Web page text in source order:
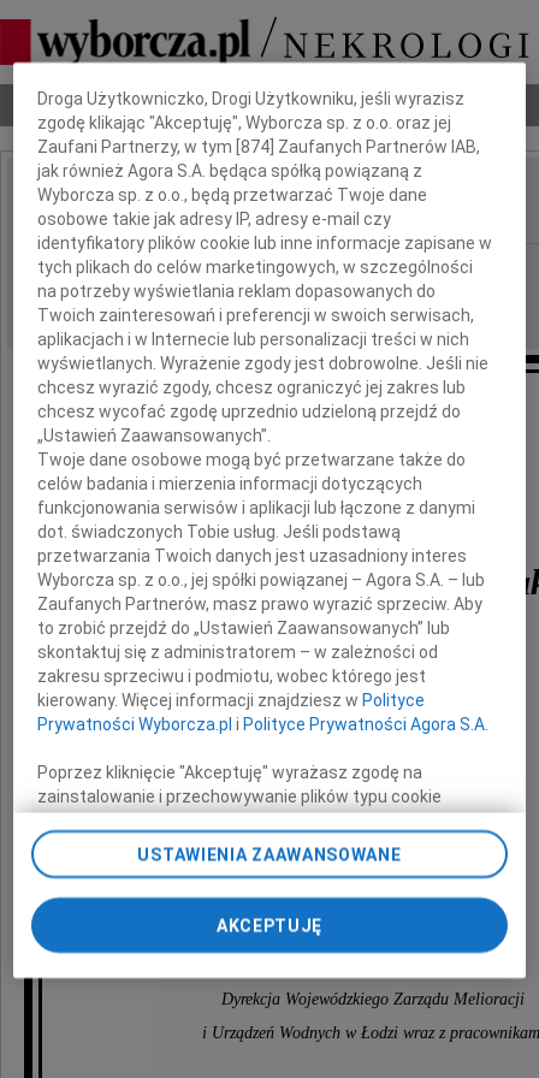
Nekrologi Odeszli Poradnik pogrzebowy
IMIĘ I NAZWISKO: Zofia Kicińska-Bułhak
REGION: Łódź
DATA EMISJI: 03.09.2010
napełniła nas wiadomość o śmierci
Zofii Kicińskiej-
Wyrazy głębokiego współczucia
i słowa otuchy
Rodzinie i Bliskim
Dyrekcja Wojewódzkiego Zarządu Melioracji
i Urządzeń Wodnych w Łodzi wraz z
Dbamy o Twoją prywatność
Droga Użytkowniczko, Drogi Użytkowniku, jeśli wyrazisz
zgodę klikając "Akceptuję", Wyborcza sp. z o.o. oraz jej
Zaufani Partnerzy, w tym [874 ] Zaufanych Partnerów IAB,
jak również Agora S.A. będąca spółką powiązaną z
Wyborcza sp. z o.o., będą przetwarzać Twoje dane
osobowe takie jak adresy IP, adresy e-mail czy
identyfikatory plików cookie lub inne informacje zapisane w
tych plikach do celów marketingowych, w szczególności
na potrzeby wyświetlania reklam dopasowanych do
Twoich zainteresowań i preferencji w swoich serwisach,
aplikacjach i w Internecie lub personalizacji treści w nich
wyświetlanych. Wyrażenie zgody jest dobrowolne. Jeśli nie
chcesz wyrazić zgody, chcesz ograniczyć jej zakres lub
chcesz wycofać zgodę uprzednio udzieloną przejdź do
„Ustawień Zaawansowanych”.
Twoje dane osobowe mogą być przetwarzane także do
celów badania i mierzenia informacji dotyczących
funkcjonowania serwisów i aplikacji lub łączone z danymi
dot. świadczonych Tobie usług. Jeśli podstawą
przetwarzania Twoich danych jest uzasadniony interes
Wyborcza sp. z o.o., jej spółki powiązanej – Agora S.A. – lub
Zaufanych Partnerów, masz prawo wyrazić sprzeciw. Aby
to zrobić przejdź do „Ustawień Zaawansowanych” lub
skontaktuj się z administratorem – w zależności od
zakresu sprzeciwu i podmiotu, wobec którego jest
kierowany. Więcej informacji znajdziesz w Polityce
Prywatności Wyborcza.pl i Polityce Prywatności Agora S.A.
Poprzez kliknięcie "Akceptuję" wyrażasz zgodę na
zainstalowanie i przechowywanie plików typu cookie
na Twoim urządzeniu końcowym. Możesz też w każdej
chwili zmienić swoje preferencje dot. plików cookie,
ponownie wywołując narzędzie do zarządzania Twoimi
preferencjami dot. przetwarzania danych poprzez
odnośnik „Ustawienia prywatności” w stopce serwisu i
Zmiana ustawień plików cookie możliwa jest także za
pomocą ustawień przeglądarki.
USTAWIENIA ZAAWANSOWANE
AKCEPTUJĘ